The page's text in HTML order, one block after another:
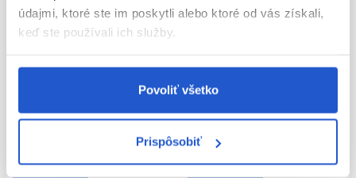
údajmi, ktoré ste im poskytli alebo ktoré od vás získali,
keď ste používali ich služby.
Povoliť všetko
Prispôsobiť
Oficiálna distribúcia
Sibel sklenený pilník na nechty
Kozmetické pomôcky
Kúpiť
Sibel olejová sviečka na masáž
Kozmetické pomôcky
11.90 €
Kúpiť